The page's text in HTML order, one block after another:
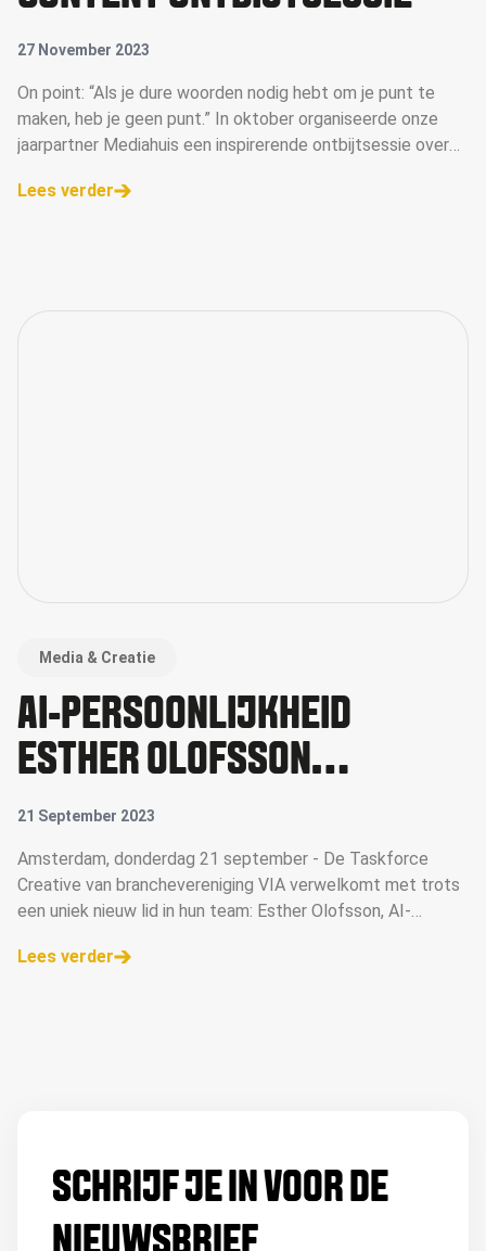
27 November 2023
On point: “Als je dure woorden nodig hebt om je punt te
maken, heb je geen punt.” In oktober organiseerde onze
jaarpartner Mediahuis een inspirerende ontbijtsessie over
specialist, Mediahu
Lees verder
Media & Creatie
AI-PERSOONLIJKHEID
ESTHER OLOFSSON
NIEUWSTE LID VAN VIA
TASKFORCE CREATIVE
21 September 2023
Amsterdam, donderdag 21 september - De Taskforce
Creative van branchevereniging VIA verwelkomt met trots
een uniek nieuw lid in hun team: Esther Olofsson, AI-
tussen mens en kunstmatig
Lees verder
SCHRIJF JE IN VOOR DE